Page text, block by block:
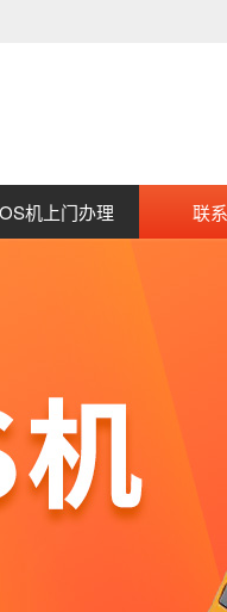
机上门办理 联